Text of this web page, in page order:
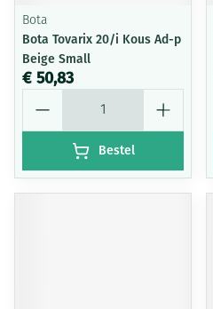
Bota
Bota Tovarix 20/i Kous Ad-p
Beige Small
€ 50,83
Bestel